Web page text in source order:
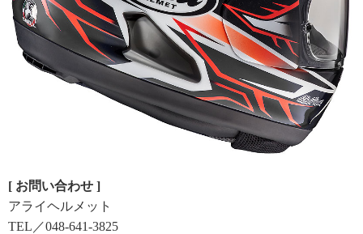
[ お問い合わせ ]
アライヘルメット
TEL／048-641-3825